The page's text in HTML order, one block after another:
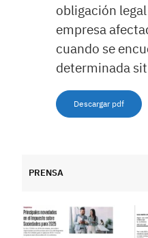
obligación
empresa
cuando se
determinada
Descargar pdf
PRENSA